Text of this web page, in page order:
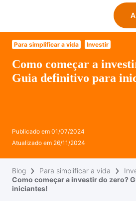
Para simplificar a vida Investir
Como começar a
Guia definitivo para
Publicado em 01/07/2024
Atualizado em 26/11/2024
Blog Para simplificar a vida
Como começar a investir do zero?
iniciantes!